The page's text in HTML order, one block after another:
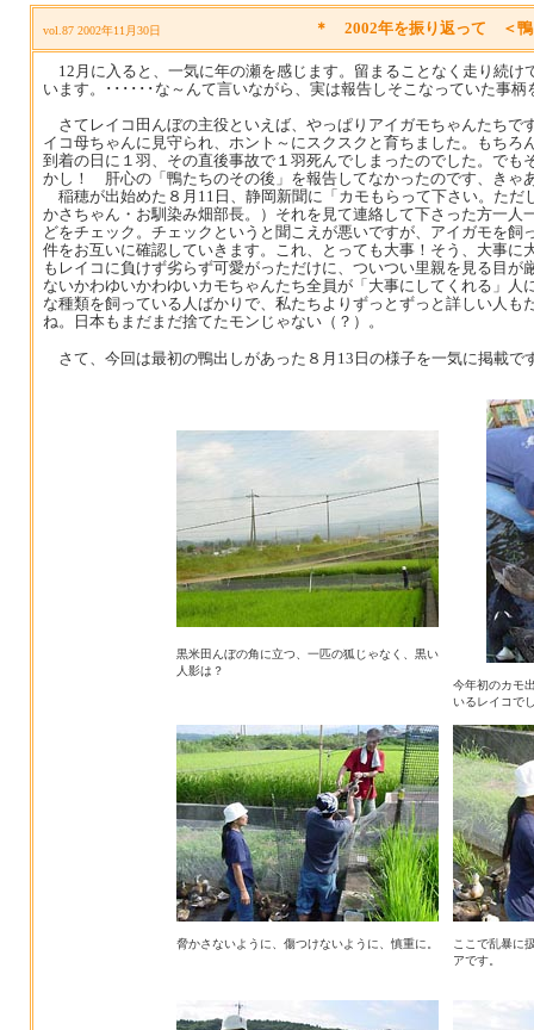
vol.87 2002年11月30日 ＊ 2002年を振り返って ＜鴨
12月に入ると、一気に年の瀬を感じます。留まることなく走り続
います。･･････な～んて言いながら、実は報告しそこなっていた事
さてレイコ田んぼの主役といえば、やっぱりアイガモちゃんたちで
イコ母ちゃんに見守られ、ホント～にスクスクと育ちました。もち
到着の日に１羽、その直後事故で１羽死んでしまったのでした。で
かし！ 肝心の「鴨たちのその後」を報告してなかったのです、きゃ
稲穂が出始めた８月11日、静岡新聞に「カモもらって下さい。た
かさちゃん・お馴染み畑部長。）それを見て連絡して下さった方一
どをチェック。チェックというと聞こえが悪いですが、アイガモを
件をお互いに確認していきます。これ、とっても大事！そう、大事
もレイコに負けず劣らず可愛がっただけに、ついつい里親を見る目
ないかわゆいかわゆいカモちゃんたち全員が「大事にしてくれる」
な種類を飼っている人ばかりで、私たちよりずっとずっと詳しい人
ね。日本もまだまだ捨てたモンじゃない（？）。
さて、今回は最初の鴨出しがあった８月13日の様子を一気に掲載で
黒米田んぼの角に立つ、一匹の狐じゃなく、黒い
人影は？
今年初のカモ
いるレイコで
脅かさないように、傷つけないように、慎重に。
ここで乱暴に
アです。